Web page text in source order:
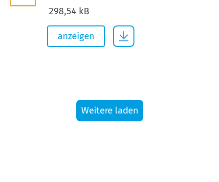
298,54 kB
anzeigen
Weitere laden